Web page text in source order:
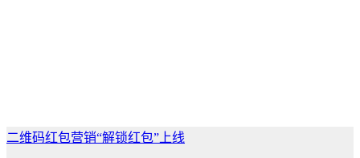
二维码红包营销“解锁红包”上线